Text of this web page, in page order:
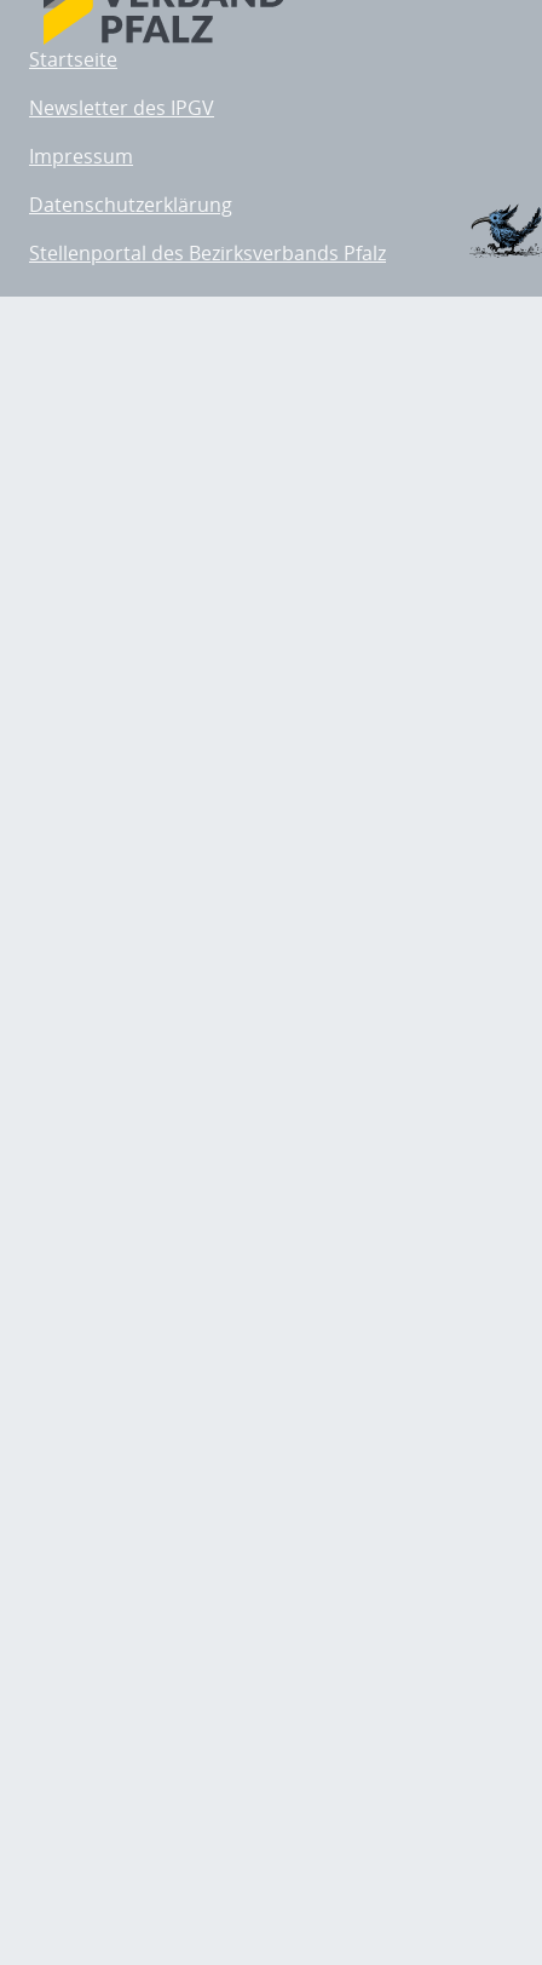
Startseite
Newsletter des IPGV
Impressum
Datenschutzerklärung
Stellenportal des Bezirksverbands Pfalz